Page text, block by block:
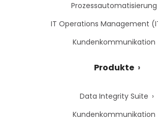
Prozessautomatisierung
IT Operations Management
Kundenkommunikation
Produkte
Data Integrity Suite
Kundenkommunikation